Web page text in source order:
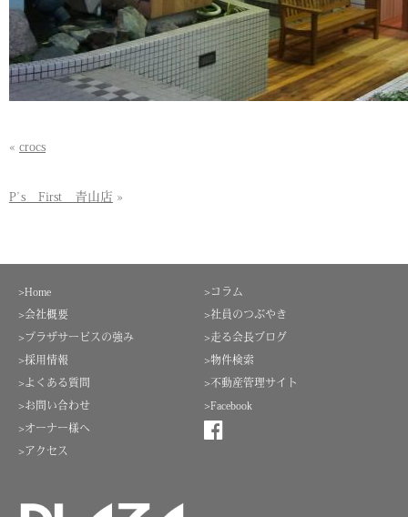
« crocs
P’s First 青山店 »
>コラム
>社員のつぶやき
>走る会長ブログ
>物件検索
>不動産管理サイト
>Facebook
>Home
>会社概要
>プラザサービスの強み
>採用情報
>よくある質問
>お問い合わせ
>オーナー様へ
>アクセス